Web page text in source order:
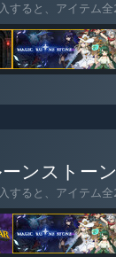
すると、アイテム全
ンストー
すると、アイテム全